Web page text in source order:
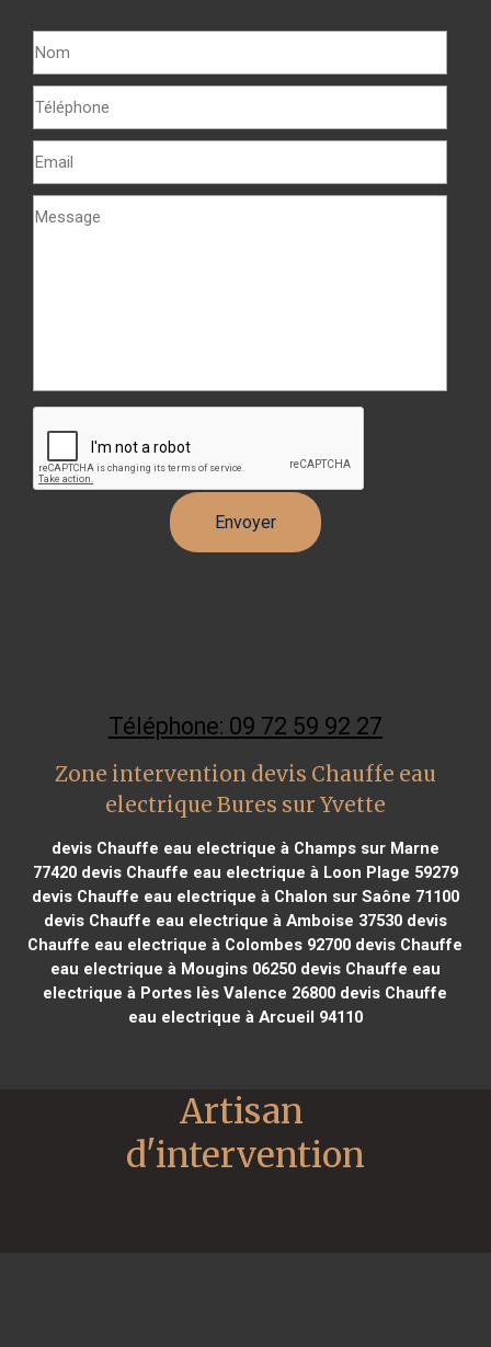
Téléphone: 09 72 59 92 27
Zone intervention devis Chauffe eau
electrique Bures sur Yvette
devis Chauffe eau electrique à Champs sur Marne
77420devis Chauffe eau electrique à Loon Plage 59279
devis Chauffe eau electrique à Chalon sur Saône 71100
devis Chauffe eau electrique à Amboise 37530devis
Chauffe eau electrique à Colombes 92700 devis Chauffe
eau electrique à Mougins 06250devis Chauffe eau
electrique à Portes lès Valence 26800 devis Chauffe
eau electrique à Arcueil 94110
Artisan
d'intervention